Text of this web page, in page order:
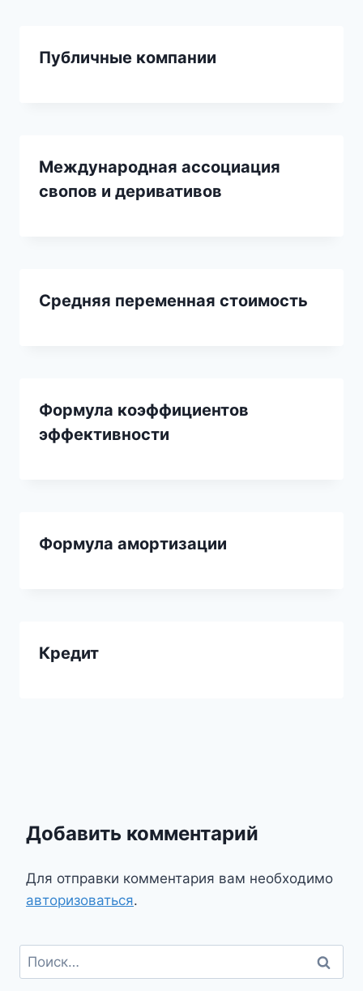
Публичные компании
Международная ассоциация
свопов и деривативов
Средняя переменная стоимость
Формула коэффициентов
эффективности
Формула амортизации
Кредит
Добавить комментарий
Для отправки комментария вам необходимо
авторизоваться.
Найти: